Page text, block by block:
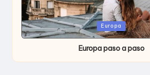
Publicada
en
Europa
Europa paso a paso